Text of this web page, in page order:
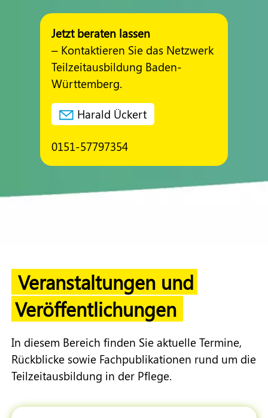
Jetzt beraten lassen
– Kontaktieren Sie das Netzwerk
Teilzeitausbildung Baden-
Württemberg.
Harald Ückert
0151-57797354
Veranstaltungen und
Veröffentlichungen
In diesem Bereich finden Sie aktuelle Termine,
Rückblicke sowie Fachpublikationen rund um die
Teilzeitausbildung in der Pflege.